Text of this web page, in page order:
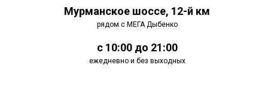
Мурманское шоссе, 12-й км
рядом с МЕГА Дыбенко
с 10:00 до 21:00
ежедневно и без выходных